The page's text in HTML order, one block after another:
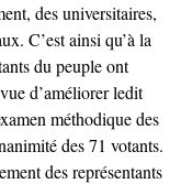
des universitaires,
C’est ainsi qu’à la
du peuple ont
d’améliorer ledit
méthodique des
des 71 votants.
des représentants